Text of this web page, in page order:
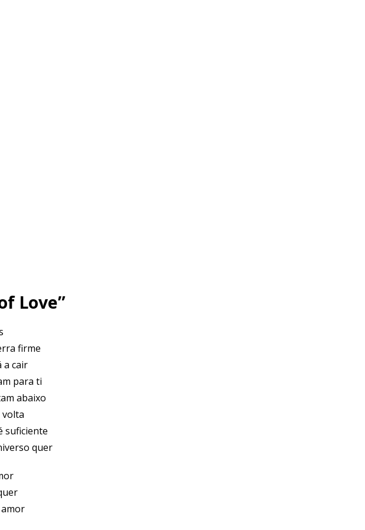
Love”
firme
a cair
para ti
abaixo
volta
suficiente
quer